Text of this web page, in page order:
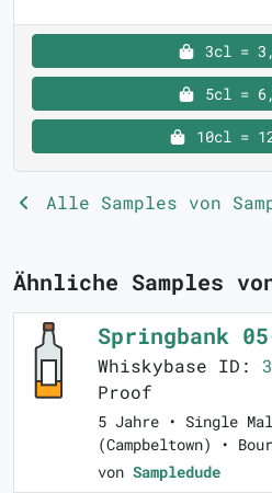
3cl =
5cl =
10cl =
Alle Samples von
Ähnliche Samples
Springbank
Whiskybase ID:
Proof
5 Jahre • Single
(Campbeltown) •
von Sampledude